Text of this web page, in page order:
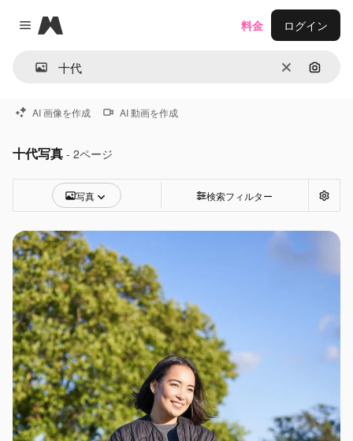
Close menu
Magnific
消去 画像で
料金 ログイン
AI 画像を作成 AI 動画を作成
十代写真 - 2ページ
写真 検索フィルター